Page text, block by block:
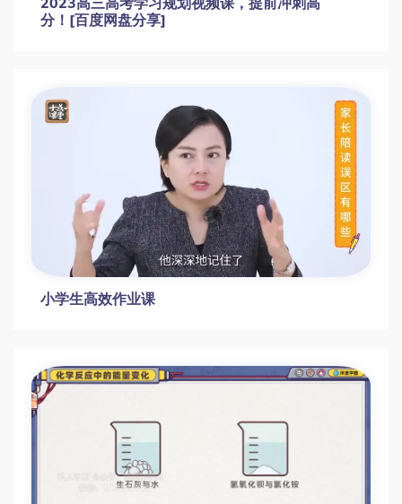
沪教版初三化学全册同步课程
2023高三高考学习规划视频课，提前冲刺高
分！[百度网盘分享]